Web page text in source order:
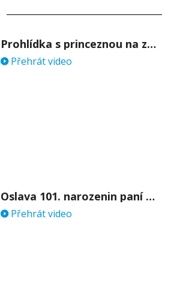
Prohlídka s princeznou na zámku Stekník
Přehrát video
Oslava 101. narozenin paní Věry Skořepové
Přehrát video